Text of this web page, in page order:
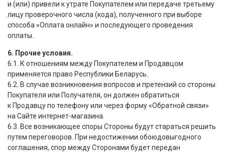
и (или) привели к утрате Покупателем или передаче третьему
лицу проверочного числа (кода), полученного при выборе
способа «Оплата онлайн» и последующего проведения
оплаты.
6. Прочие условия.
6.1. К отношениям между Покупателем и Продавцом
применяется право Республики Беларусь.
6.2. В случае возникновения вопросов и претензий со стороны
Покупателя или Получателя, он должен обратиться
к Продавцу по телефону или через форму«Обратной связи»
на Сайте интернет-магазина.
6.3. Все возникающее споры Стороны будут стараться решить
путем переговоров. При недостижении обоюдовыгодного
соглашения, спор между Сторонами будет передан